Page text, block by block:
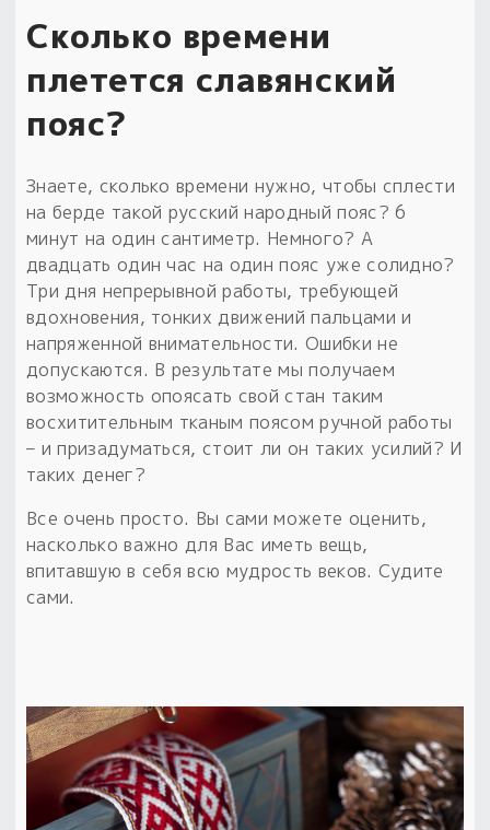
Пыльный сундучок
Товары со скидкой
Новинки
Товары недели
Безоплатная доставка
на заказ от 4 тыс. руб. со скидкой
Оберег в подарок
к заказу от 3 тыс. руб.
Сколько времени
плетется славянский
пояс?
Знаете, сколько времени нужно, чтобы сплести
на берде такой русский народный пояс? 6
минут на один сантиметр. Немного? А
двадцать один час на один пояс уже солидно?
Три дня непрерывной работы, требующей
вдохновения, тонких движений пальцами и
напряженной внимательности. Ошибки не
допускаются. В результате мы получаем
возможность опоясать свой стан таким
восхитительным тканым поясом ручной работы
– и призадуматься, стоит ли он таких усилий? И
таких денег?
Все очень просто. Вы сами можете оценить,
насколько важно для Вас иметь вещь,
впитавшую в себя всю мудрость веков. Судите
сами.